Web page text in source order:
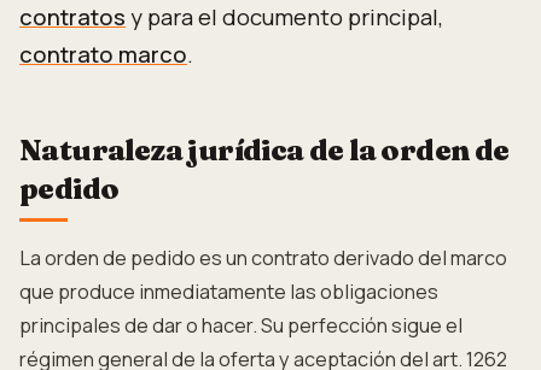
contratosy para el documento principal,
contrato marco.
Naturaleza jurídica de la orden de
pedido
La orden de pedido es un contrato derivado del marco
que produce inmediatamente las obligaciones
principales de dar o hacer. Su perfección sigue el
régimen general de la oferta y aceptación del art. 1262